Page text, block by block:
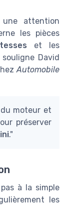
attention
les pièces
et les
David
Automobile
moteur et
préserver
."
à la simple
les